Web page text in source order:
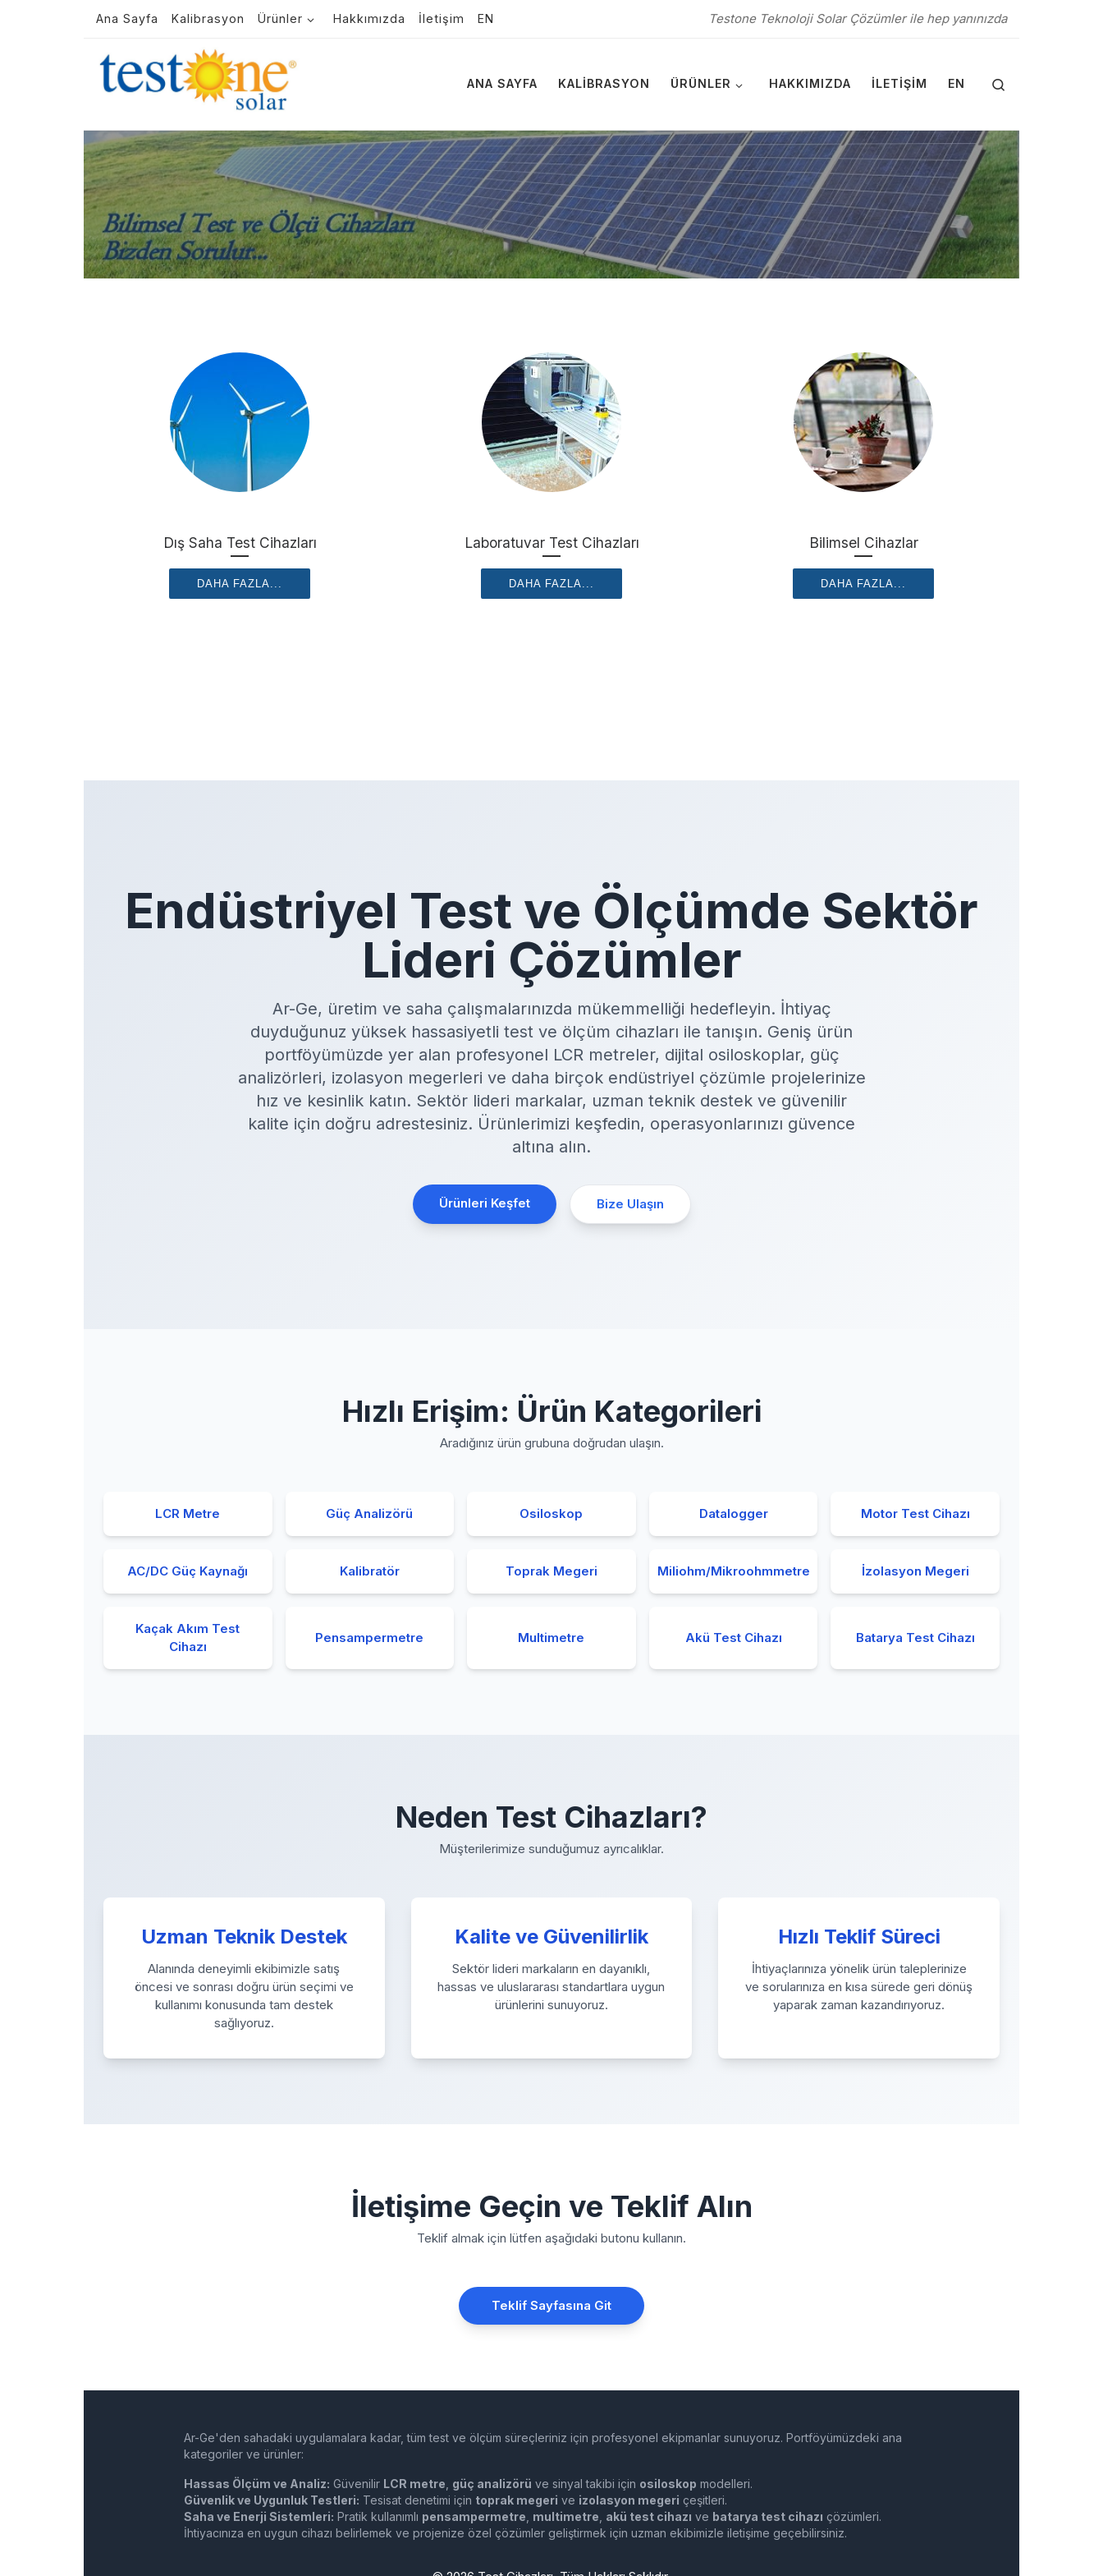
Skip to contentAna Sayfa Kalibrasyon Ürünler Hakkımızda İletişim EN Testone Teknoloji Solar Çözümler ile hep yanınızda
ANA SAYFA KALIBRASYON ÜRÜNLER HAKKIMIZDA İLETIŞIM EN
Dış Saha Test Cihazları
DAHA FAZLA...
Laboratuvar Test Cihazları
DAHA FAZLA...
Bilimsel Cihazlar
DAHA FAZLA...
Endüstriyel Test ve Ölçümde Sektör
Lideri Çözümler
Ar-Ge, üretim ve saha çalışmalarınızda mükemmelliği hedefleyin. İhtiyaç
duyduğunuz yüksek hassasiyetli test ve ölçüm cihazları ile tanışın. Geniş ürün
portföyümüzde yer alan profesyonel LCR metreler, dijital osiloskoplar, güç
analizörleri, izolasyon megerleri ve daha birçok endüstriyel çözümle projelerinize
hız ve kesinlik katın. Sektör lideri markalar, uzman teknik destek ve güvenilir
kalite için doğru adrestesiniz. Ürünlerimizi keşfedin, operasyonlarınızı güvence
altına alın.
Ürünleri Keşfet Bize Ulaşın
Hızlı Erişim: Ürün Kategorileri
Aradığınız ürün grubuna doğrudan ulaşın.
LCR Metre Güç Analizörü Osiloskop Datalogger Motor Test Cihazı
AC/DC Güç Kaynağı Kalibratör Toprak Megeri Miliohm/Mikroohmmetre İzolasyon Megeri
Kaçak Akım Test
Cihazı
Pensampermetre Multimetre Akü Test Cihazı Batarya Test Cihazı
Neden Test Cihazları?
Müşterilerimize sunduğumuz ayrıcalıklar.
Uzman Teknik Destek
Alanında deneyimli ekibimizle satış
öncesi ve sonrası doğru ürün seçimi ve
kullanımı konusunda tam destek
sağlıyoruz.
Kalite ve Güvenilirlik
Sektör lideri markaların en dayanıklı,
hassas ve uluslararası standartlara uygun
ürünlerini sunuyoruz.
Hızlı Teklif Süreci
İhtiyaçlarınıza yönelik ürün taleplerinize
ve sorularınıza en kısa sürede geri dönüş
yaparak zaman kazandırıyoruz.
İletişime Geçin ve Teklif Alın
Teklif almak için lütfen aşağıdaki butonu kullanın.
Teklif Sayfasına Git
Ar-Ge'den sahadaki uygulamalara kadar, tüm test ve ölçüm süreçleriniz için profesyonel ekipmanlar sunuyoruz. Portföyümüzdeki ana
kategoriler ve ürünler:
Hassas Ölçüm ve Analiz: Güvenilir LCR metre güç analizörü ve sinyal takibi için osiloskop modelleri.
Güvenlik ve Uygunluk Testleri: Tesisat denetimi için toprak megeri ve izolasyon megeri çeşitleri.
Saha ve Enerji Sistemleri: Pratik kullanımlı pensampermetre multimetre akü test cihazı ve batarya test cihazı çözümleri.
İhtiyacınıza en uygun cihazı belirlemek ve projenize özel çözümler geliştirmek için uzman ekibimizle iletişime geçebilirsiniz.